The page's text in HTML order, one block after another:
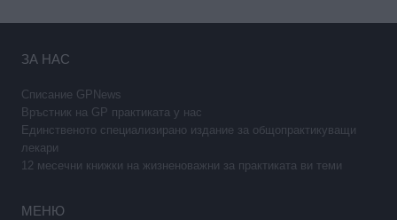
ЗА НАС
Списание GPNews
Връстник на GP практиката у нас
Единственото специализирано издание за общопрактикуващи
лекари
12 месечни книжки на жизненоважни за практиката ви теми
МЕНЮ